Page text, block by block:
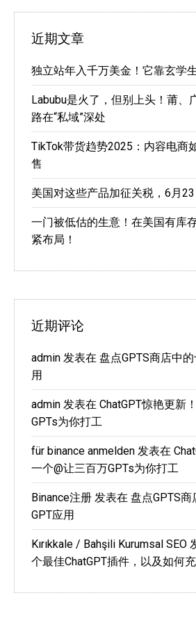
近期文章
独立站年入千万美金！它靠玄学
Labubu是火了，但别上头！莆、
路在“私域”深处
TikTok带货趋势2025：内容电商
售
美国对这些产品加征关税，6月23
一门被低估的生意！在美国有库
紧布局！
近期评论
admin 发表在 盘点GPTS商店中
用
admin 发表在 ChatGPT惊艳更新
GPTs为你打工
für binance anmelden 发表在
一个@让三百万GPTs为你打工
Binance注册 发表在 盘点GPTS
GPT应用
Kırıkkale / Bahşili Kurumsal SEO
个最佳ChatGPT插件，以及如何